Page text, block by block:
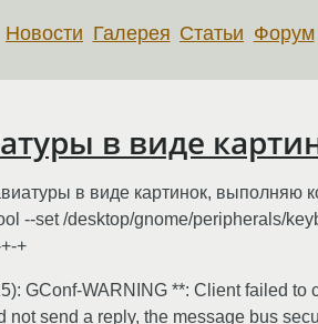
Новости Галерея Статьи Форум
в виде
в виде картинок, выполняю
--set /desktop/gnome/peripherals/
+
GConf-WARNING **: Client failed
not send a reply, the message bus